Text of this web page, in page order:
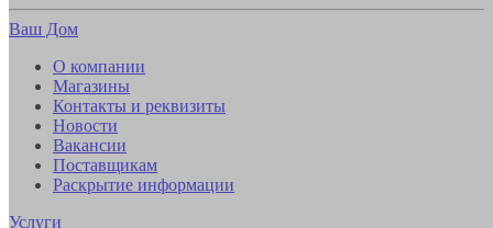
Ваш Дом
О компании
Магазины
Контакты и реквизиты
Новости
Вакансии
Поставщикам
Раскрытие информации
Услуги